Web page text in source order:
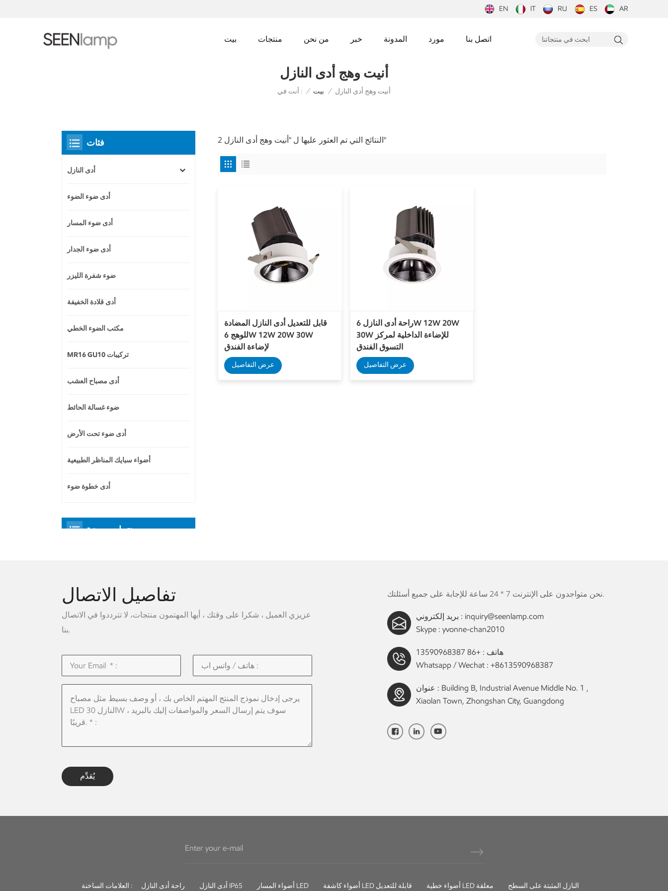
EN IT RU ES AR
بيت منتجات من نحن خبر المدونة مورد اتصل بنا
أنيت وهج أدى النازل
أنت في : / بيت / أنيت وهج أدى النازل
2 النتائج التي تم العثور عليها ل "أنيت وهج أدى النازل"
قابل للتعديل أدى النازل المضادة
للوهج 6W 12W 20W 30W
لإضاءة الفندق
عرض التفاصيل
راحة أدى النازل 6W 12W 20W
30W للإضاءة الداخلية لمركز
التسوق الفندق
عرض التفاصيل
فئات
أدى النازل
أدى ضوء الضوء
أدى ضوء المسار
أدى ضوء الجدار
ضوء شفرة الليزر
أدى قلادة الخفيفة
مكتب الضوء الخطي
MR16 GU10 تركيبات
أدى مصباح العشب
ضوء غسالة الحائط
أدى ضوء تحت الأرض
أضواء سبايك المناظر الطبيعية
أدى خطوة ضوء
منتجات مميزة
تفاصيل الاتصال
عزيزي العميل ، شكرا على وقتك ، أيها المهتمون منتجات، لا تترددوا في الاتصال
بنا.
يُقدِّم
نحن متواجدون على الإنترنت 7 * 24 ساعة للإجابة على جميع أسئلتك.
بريد إلكتروني : inquiry@seenlamp.com
Skype :yvonne-chan2010
هاتف : +86 13590968387
Whatsapp / Wechat :+8613590968387
عنوان : Building B, Industrial Avenue Middle No. 1 ,
Xiaolan Town, Zhongshan City, Guangdong
العلامات الساخنة : راحة أدى النازل أدى النازل IP65 أضواء المسار LED أضواء كاشفة LED قابلة للتعديل أضواء خطية LED معلقة النازل المثبتة على السطح